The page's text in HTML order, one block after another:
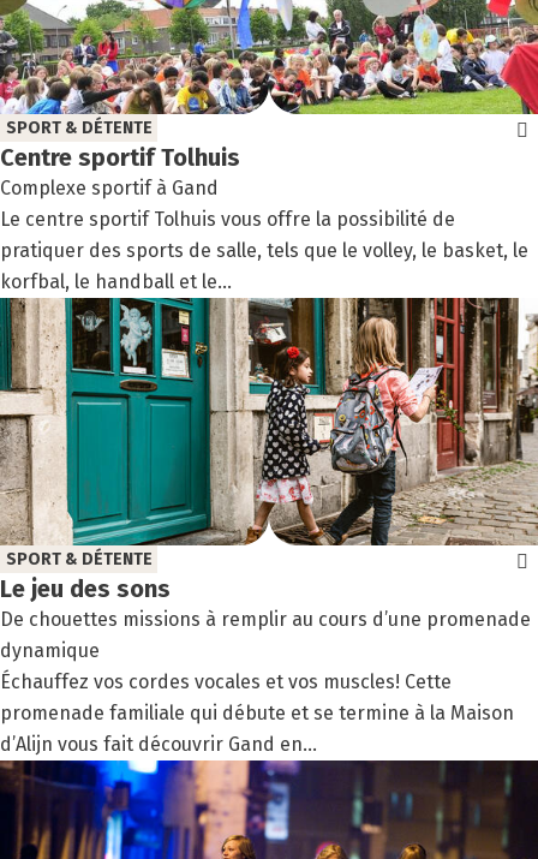
Centre spor­tif Tol­huis
Complexe sportif à Gand
SPORT & DÉTENTE
Le centre sportif Tolhuis vous offre la possibilité de
pratiquer des sports de salle, tels que le volley, le basket, le
korfbal, le handball et le...
Le jeu des sons
De chouettes missions à remplir au cours d’une promenade
dynamique
SPORT & DÉTENTE
Échauffez vos cordes vocales et vos muscles! Cette
promenade familiale qui débute et se termine à la Maison
d’Alijn vous fait découvrir Gand en...